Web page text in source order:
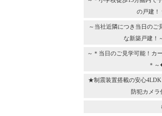
の戸建
～当社近隣につき当日のご
な新築戸建！
～＊当日のご見学可能！カ
＊
★制震装置搭載の安心4LDK
防犯カメラ